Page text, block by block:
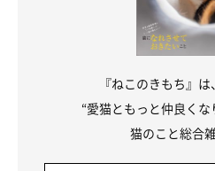
『ねこのきもち』
“愛猫ともっと仲良く
猫のこと総合